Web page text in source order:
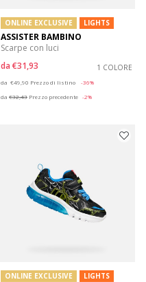
ONLINE EXCLUSIVE LIGHTS
ASSISTER BAMBINO
Scarpe con luci
da €31,93 1 COLORE
da €49,90 Prezzo di listino
-36%
da €32,43 Prezzo precedente -2%
ONLINE EXCLUSIVE LIGHTS